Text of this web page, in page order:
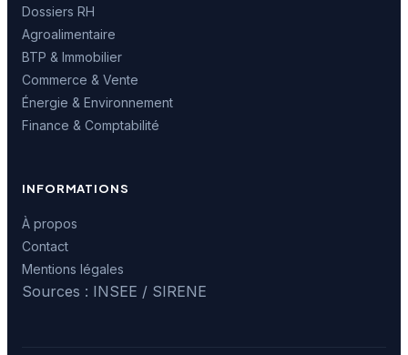
Dossiers RH
Agroalimentaire
BTP & Immobilier
Commerce & Vente
Énergie & Environnement
Finance & Comptabilité
INFORMATIONS
À propos
Contact
Mentions légales
Sources : INSEE / SIRENE